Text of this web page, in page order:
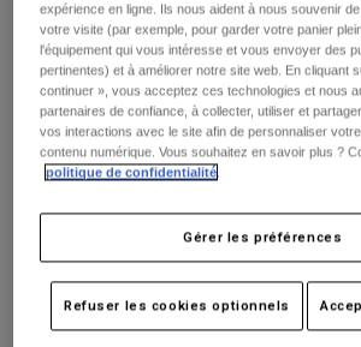
Gants
Protections
Masques
Chaussettes
Accessoires
Pièces de rechange
Protections
Masques
Chaussettes
Sacs et accessoires
Pièces de rechange
T-shirts et tops
Sweats et Pulls
Vestes
Pantalons
Chemises
Moto
Casques
Maillots
Pantalons
Bottes
Gants
Avis
Masque Main Kairos à
Article n°36408-295-OS
49,99 €
expérience en ligne. Ils nous aident à nous souvenir
votre visite (par exemple, pour garder votre panier
l'équipement qui vous intéresse et vous envoyer des
pertinentes) et à améliorer notre site web. En cliquant
continuer », vous acceptez ces technologies et nous
partenaires de confiance, à collecter, utiliser et
vos interactions avec le site afin de personnaliser
contenu numérique. Vous souhaitez en savoir plus ?
politique de confidentialité
Gérer les préférences
Refuser les cookies optionnels